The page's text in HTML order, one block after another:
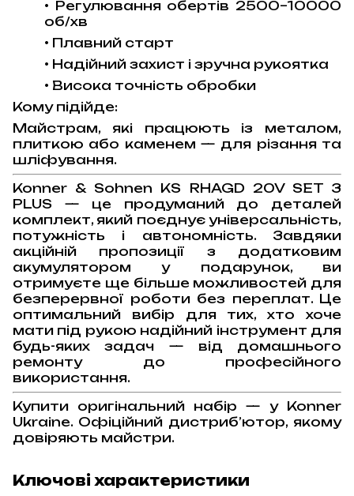
• Регулювання обертів 2500–10000
об/хв
• Плавний старт
• Надійний захист і зручна рукоятка
• Висока точність обробки
Кому підійде:
Майстрам, які працюють із металом,
плиткою або каменем — для різання та
шліфування.
Konner & Sohnen KS RHAGD 20V SET 3
PLUS — це продуманий до деталей
комплект, який поєднує універсальність,
потужність і автономність. Завдяки
акційній пропозиції з додатковим
акумулятором у подарунок, ви
отримуєте ще більше можливостей для
безперервної роботи без переплат. Це
оптимальний вибір для тих, хто хоче
мати під рукою надійний інструмент для
будь-яких задач — від домашнього
ремонту до професійного
використання.
Купити оригінальний набір — у Konner
Ukraine. Офіційний дистриб’ютор, якому
довіряють майстри.
Ключові характеристики